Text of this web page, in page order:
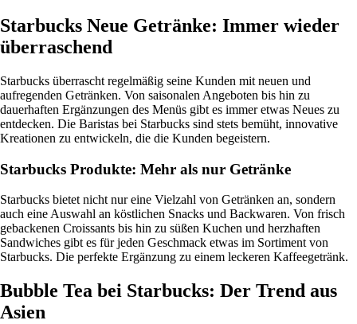
Starbucks Neue Getränke: Immer wieder
überraschend
Starbucks überrascht regelmäßig seine Kunden mit neuen und
aufregenden Getränken. Von saisonalen Angeboten bis hin zu
dauerhaften Ergänzungen des Menüs gibt es immer etwas Neues zu
entdecken. Die Baristas bei Starbucks sind stets bemüht, innovative
Kreationen zu entwickeln, die die Kunden begeistern.
Starbucks Produkte: Mehr als nur Getränke
Starbucks bietet nicht nur eine Vielzahl von Getränken an, sondern
auch eine Auswahl an köstlichen Snacks und Backwaren. Von frisch
gebackenen Croissants bis hin zu süßen Kuchen und herzhaften
Sandwiches gibt es für jeden Geschmack etwas im Sortiment von
Starbucks. Die perfekte Ergänzung zu einem leckeren Kaffeegetränk.
Bubble Tea bei Starbucks: Der Trend aus
Asien